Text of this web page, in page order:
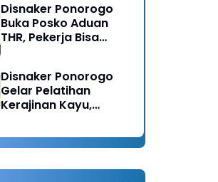
Disnaker Ponorogo
Buka Posko Aduan
THR, Pekerja Bisa
Disnaker Ponorogo
Gelar Pelatihan
Kerajinan Kayu,
Wirausaha Baru